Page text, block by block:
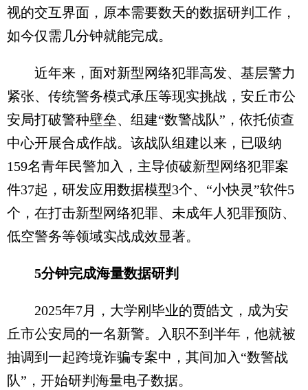
视的交互界面，原本需要数天的数据研判工作，
如今仅需几分钟就能完成。
近年来，面对新型网络犯罪高发、基层警力
紧张、传统警务模式承压等现实挑战，安丘市公
安局打破警种壁垒、组建“数警战队”，依托侦查
中心开展合成作战。该战队组建以来，已吸纳
159名青年民警加入，主导侦破新型网络犯罪案
件37起，研发应用数据模型3个、“小快灵”软件5
个，在打击新型网络犯罪、未成年人犯罪预防、
低空警务等领域实战成效显著。
5分钟完成海量数据研判
2025年7月，大学刚毕业的贾皓文，成为安
丘市公安局的一名新警。入职不到半年，他就被
抽调到一起跨境诈骗专案中，其间加入“数警战
队”，开始研判海量电子数据。